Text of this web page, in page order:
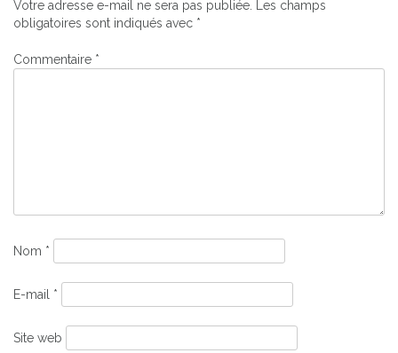
l’article
Votre adresse e-mail ne sera pas publiée. Les champs
obligatoires sont indiqués avec *
Commentaire *
Nom *
E-mail *
Site web